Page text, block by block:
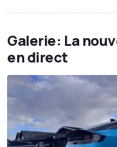
Galerie: La
en direct